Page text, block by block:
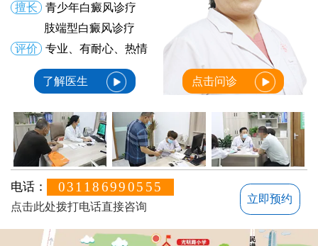
擅长
青少年白癜风诊疗
肢端型白癜风诊疗
评价
专业、有耐心、热情
了解医生 点击问诊
电话： 031186990555
点击此处拨打电话直接咨询
立即预约